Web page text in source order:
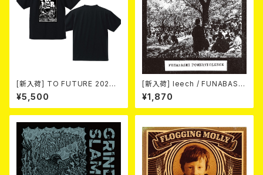
[新入荷] TO FUTURE 2026
× MOBSTYLES Tee
¥5,500
[新入荷] leech / FUNABASHI
POWERVIOLENCE (CD)
¥1,870